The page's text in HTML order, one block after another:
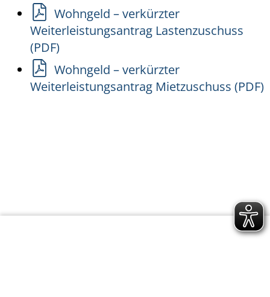
Wohngeld – verkürzter
Weiterleistungsantrag Lastenzuschuss
(PDF)
Wohngeld – verkürzter
Weiterleistungsantrag Mietzuschuss (PDF)